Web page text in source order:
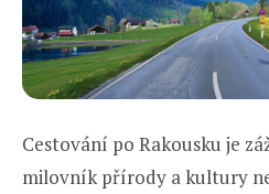
Cestování po Rakousku je
milovník přírody a kultury